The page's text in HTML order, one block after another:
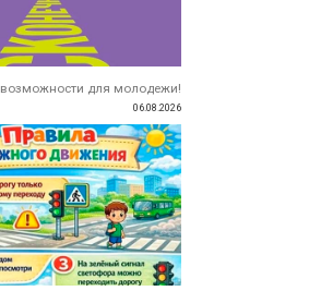
для молодежи!
06.08.2026